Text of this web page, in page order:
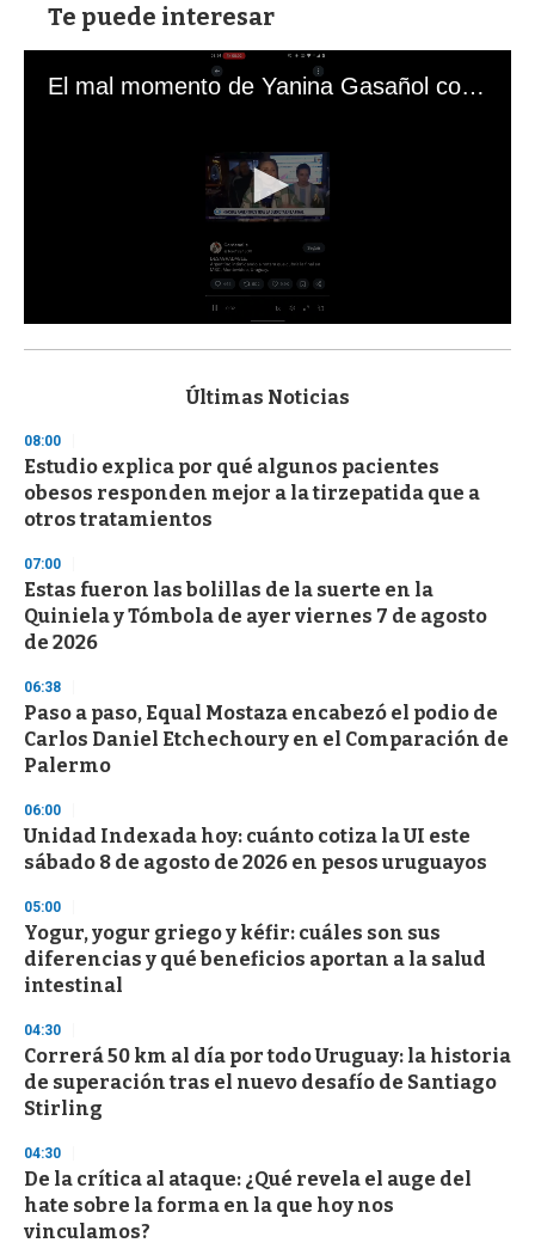
Te puede interesar
El mal momento de Yanina Gasañol con un hincha argentino en "Subrayado"
s
d
s
o
f
3
s
e
c
o
n
Últimas Noticias
08:00
Estudio explica por qué algunos pacientes
obesos responden mejor a la tirzepatida que a
otros tratamientos
07:00
Estas fueron las bolillas de la suerte en la
Quiniela y Tómbola de ayer viernes 7 de agosto
de 2026
06:38
Paso a paso, Equal Mostaza encabezó el podio de
Carlos Daniel Etchechoury en el Comparación de
Palermo
06:00
Unidad Indexada hoy: cuánto cotiza la UI este
sábado 8 de agosto de 2026 en pesos uruguayos
05:00
Yogur, yogur griego y kéfir: cuáles son sus
diferencias y qué beneficios aportan a la salud
intestinal
04:30
Correrá 50 km al día por todo Uruguay: la historia
de superación tras el nuevo desafío de Santiago
Stirling
04:30
De la crítica al ataque: ¿Qué revela el auge del
hate sobre la forma en la que hoy nos
vinculamos?